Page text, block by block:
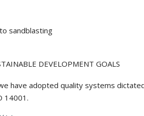
sandblasting
DEVELOPMENT GOALS
have adopted quality systems
14001.